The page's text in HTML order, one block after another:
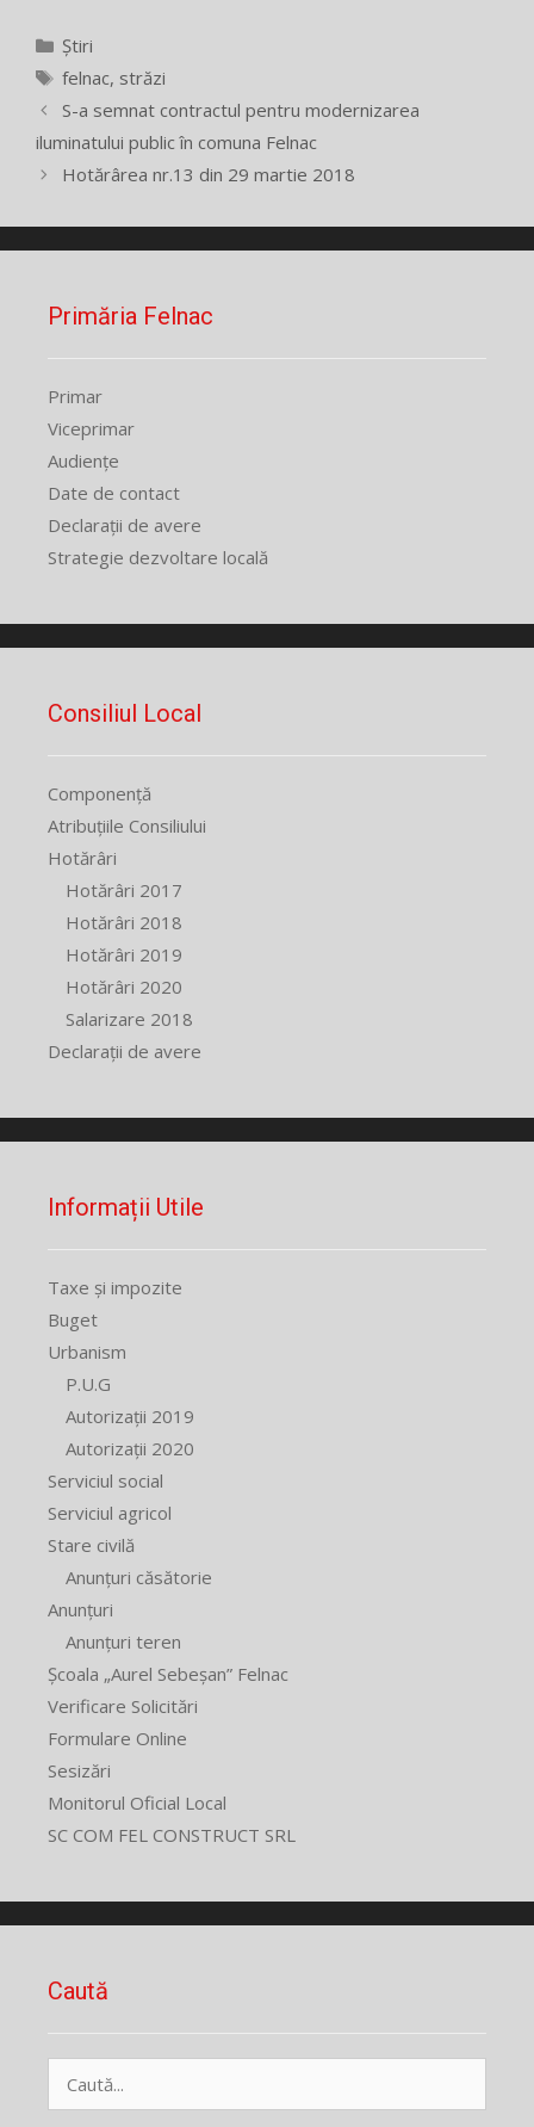
Categorii
Știri
Etichete
felnac, străzi
S-a semnat contractul pentru modernizarea
iluminatului public în comuna Felnac
Hotărârea nr.13 din 29 martie 2018
Primăria Felnac
Primar
Viceprimar
Audiențe
Date de contact
Declarații de avere
Strategie dezvoltare locală
Consiliul Local
Componență
Atribuțiile Consiliului
Hotărâri
Hotărâri 2017
Hotărâri 2018
Hotărâri 2019
Hotărâri 2020
Salarizare 2018
Declarații de avere
Informații Utile
Taxe și impozite
Buget
Urbanism
P.U.G
Autorizații 2019
Autorizații 2020
Serviciul social
Serviciul agricol
Stare civilă
Anunțuri căsătorie
Anunțuri
Anunțuri teren
Școala „Aurel Sebeșan” Felnac
Verificare Solicitări
Formulare Online
Sesizări
Monitorul Oficial Local
SC COM FEL CONSTRUCT SRL
Caută
după: